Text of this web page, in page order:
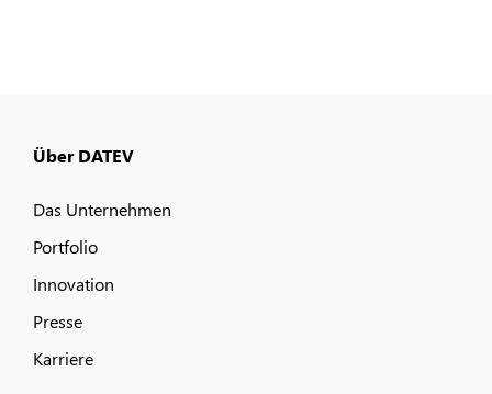
Über DATEV
Das Unternehmen
Portfolio
Innovation
Presse
Karriere